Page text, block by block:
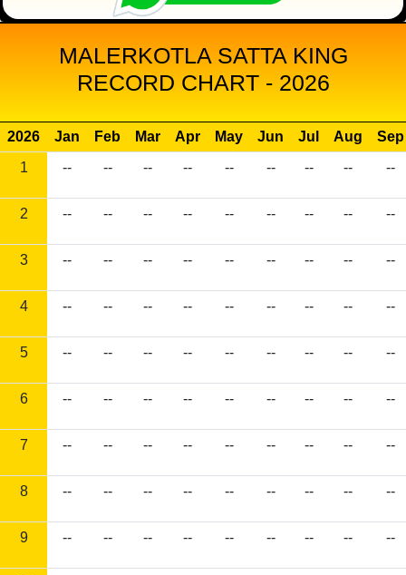
MALERKOTLA SATTA KING
RECORD CHART - 2026
2026 Jan Feb Mar Apr May Jun Jul Aug
Sep
1
-- -- -- -- -- -- -- -- --
2 -- -- -- -- -- -- -- -- --
3 -- -- -- -- -- -- -- -- --
4 -- -- -- -- -- -- -- -- --
5 -- -- -- -- -- -- -- -- --
6 -- -- -- -- -- -- -- -- --
7 -- -- -- -- -- -- -- -- --
8 -- -- -- -- -- -- -- -- --
9 -- -- -- -- -- -- -- -- --